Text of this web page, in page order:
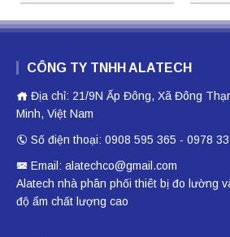
CÔNG TY TNHH ALATECH
Địa chỉ: 21/9N Ấp Đông, Xã Đông
Minh, Việt Nam
Số điện thoại: 0908 595 365 - 0978
Email: alatechco@gmail.com
Alatech nhà phân phối thiêt bị đo lường
độ ẩm chất lượng cao